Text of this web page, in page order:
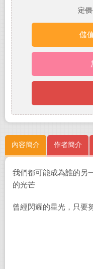
定價
儲
內容簡介 作者簡介
我們都可能成為誰的另
的光芒
曾經閃耀的星光，只要